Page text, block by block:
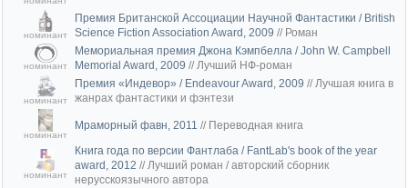
номинант
Премия Британской Ассоциации Научной Фантастики / British
Science Fiction Association Award, 2009 // Роман
номинант
Мемориальная премия Джона Кэмпбелла / John W. Campbell
Memorial Award, 2009 // Лучший НФ-роман
номинант
Премия «Индевор» / Endeavour Award, 2009 // Лучшая книга в
жанрах фантастики и фэнтези
номинант
Мраморный фавн, 2011 // Переводная книга
номинант
Книга года по версии Фантлаба / FantLab's book of the year
award, 2012 // Лучший роман / авторский сборник
нерусскоязычного автора